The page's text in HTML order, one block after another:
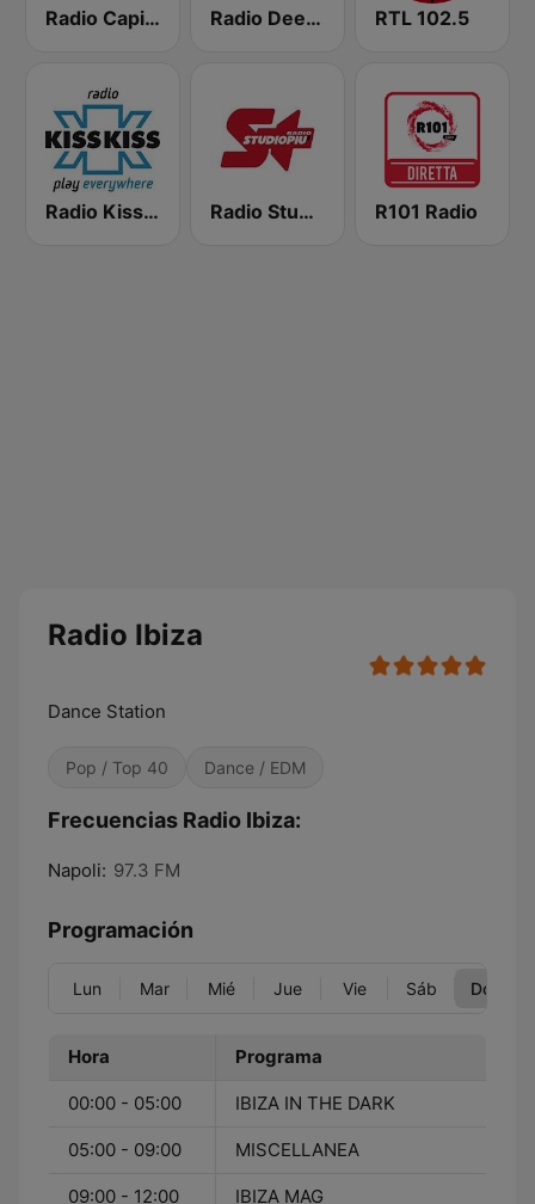
Radio Capital Radio Deejay RTL 102.5
Radio Kiss Kiss Radio Studio Più R101 Radio
Radio Ibiza
Dance Station
Pop / Top 40 Dance / EDM
Frecuencias Radio Ibiza:
Napoli: 97.3 FM
Programación
Lun Mar Mié Jue Vie Sáb Dom
Hora Programa
00:00 - 05:00 IBIZA IN THE DARK
05:00 - 09:00 MISCELLANEA
09:00 - 12:00 IBIZA MAG